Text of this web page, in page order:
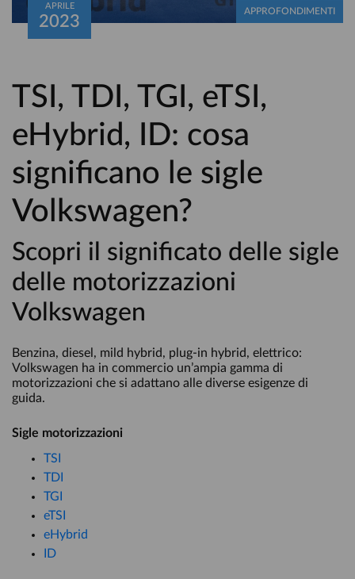
APRILE
2023
APPROFONDIMENTI
TSI, TDI, TGI, eTSI,
eHybrid, ID: cosa
significano le sigle
Volkswagen?
Scopri il significato delle sigle
delle motorizzazioni
Volkswagen
Benzina, diesel, mild hybrid, plug-in hybrid, elettrico:
Volkswagen ha in commercio un’ampia gamma di
motorizzazioni che si adattano alle diverse esigenze di
guida.
Sigle motorizzazioni
TSI
TDI
TGI
eTSI
eHybrid
ID